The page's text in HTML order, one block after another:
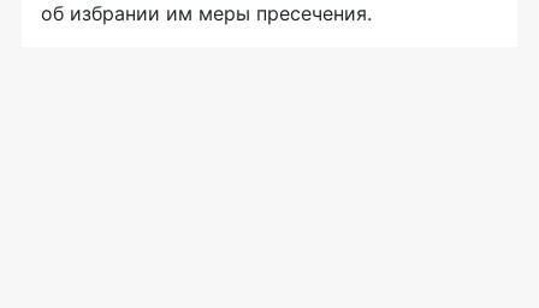
об избрании им меры пресечения.